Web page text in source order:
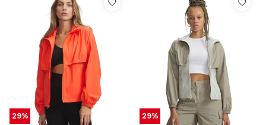
29% 29%